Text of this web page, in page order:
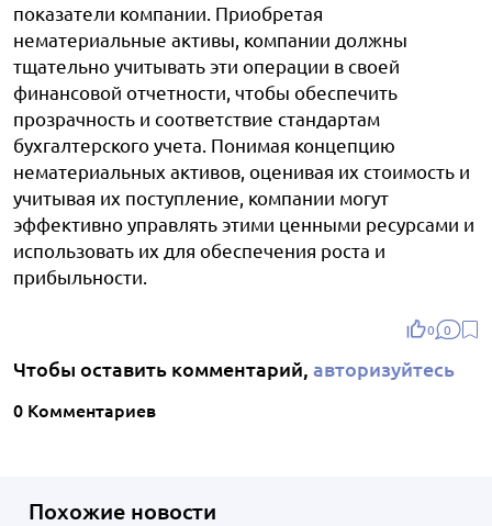
показатели компании. Приобретая
нематериальные активы, компании должны
тщательно учитывать эти операции в своей
финансовой отчетности, чтобы обеспечить
прозрачность и соответствие стандартам
бухгалтерского учета. Понимая концепцию
нематериальных активов, оценивая их стоимость и
учитывая их поступление, компании могут
эффективно управлять этими ценными ресурсами и
использовать их для обеспечения роста и
прибыльности.
0 0
Чтобы оставить комментарий, авторизуйтесь
0 Комментариев
Похожие новости